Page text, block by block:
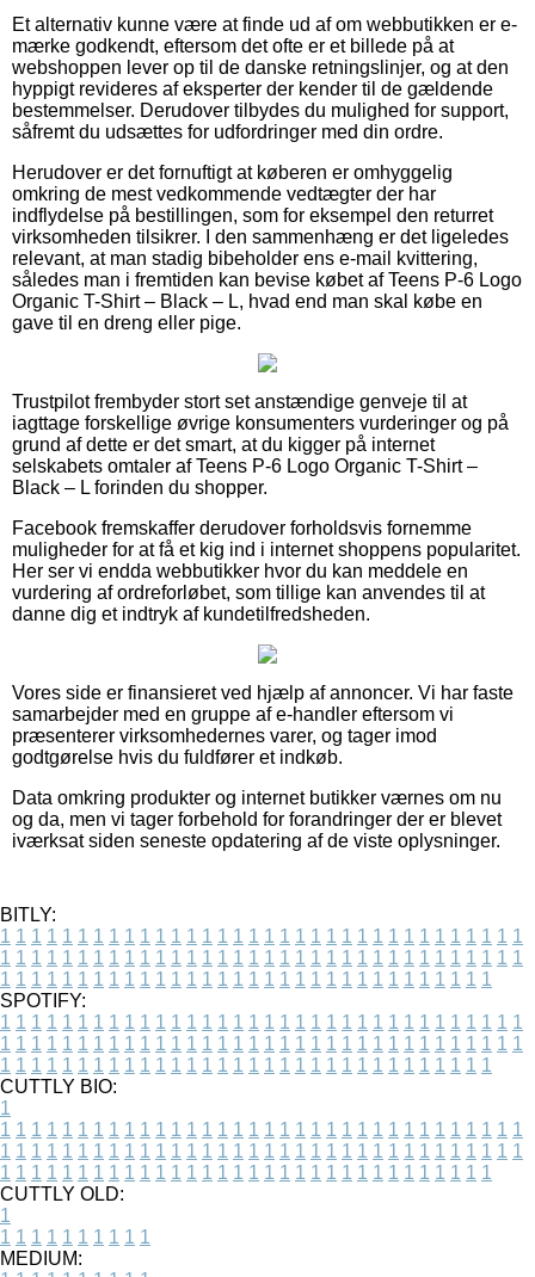
Et alternativ kunne være at finde ud af om webbutikken er e-
mærke godkendt, eftersom det ofte er et billede på at
webshoppen lever op til de danske retningslinjer, og at den
hyppigt revideres af eksperter der kender til de gældende
bestemmelser. Derudover tilbydes du mulighed for support,
såfremt du udsættes for udfordringer med din ordre.
Herudover er det fornuftigt at køberen er omhyggelig
omkring de mest vedkommende vedtægter der har
indflydelse på bestillingen, som for eksempel den returret
virksomheden tilsikrer. I den sammenhæng er det ligeledes
relevant, at man stadig bibeholder ens e-mail kvittering,
således man i fremtiden kan bevise købet af Teens P-6 Logo
Organic T-Shirt – Black – L, hvad end man skal købe en
gave til en dreng eller pige.
Trustpilot frembyder stort set anstændige genveje til at
iagttage forskellige øvrige konsumenters vurderinger og på
grund af dette er det smart, at du kigger på internet
selskabets omtaler af Teens P-6 Logo Organic T-Shirt –
Black – L forinden du shopper.
Facebook fremskaffer derudover forholdsvis fornemme
muligheder for at få et kig ind i internet shoppens popularitet.
Her ser vi endda webbutikker hvor du kan meddele en
vurdering af ordreforløbet, som tillige kan anvendes til at
danne dig et indtryk af kundetilfredsheden.
Vores side er finansieret ved hjælp af annoncer. Vi har faste
samarbejder med en gruppe af e-handler eftersom vi
præsenterer virksomhedernes varer, og tager imod
godtgørelse hvis du fuldfører et indkøb.
Data omkring produkter og internet butikker værnes om nu
og da, men vi tager forbehold for forandringer der er blevet
iværksat siden seneste opdatering af de viste oplysninger.
BITLY:
1 1 1 1 1 1 1 1 1 1 1 1 1 1 1 1 1 1 1 1 1 1 1 1 1 1 1 1 1 1 1 1 1 1
1 1 1 1 1 1 1 1 1 1 1 1 1 1 1 1 1 1 1 1 1 1 1 1 1 1 1 1 1 1 1 1 1 1
1 1 1 1 1 1 1 1 1 1 1 1 1 1 1 1 1 1 1 1 1 1 1 1 1 1 1 1 1 1 1 1
SPOTIFY:
1 1 1 1 1 1 1 1 1 1 1 1 1 1 1 1 1 1 1 1 1 1 1 1 1 1 1 1 1 1 1 1 1 1
1 1 1 1 1 1 1 1 1 1 1 1 1 1 1 1 1 1 1 1 1 1 1 1 1 1 1 1 1 1 1 1 1 1
1 1 1 1 1 1 1 1 1 1 1 1 1 1 1 1 1 1 1 1 1 1 1 1 1 1 1 1 1 1 1 1
CUTTLY BIO:
1
1 1 1 1 1 1 1 1 1 1 1 1 1 1 1 1 1 1 1 1 1 1 1 1 1 1 1 1 1 1 1 1 1 1
1 1 1 1 1 1 1 1 1 1 1 1 1 1 1 1 1 1 1 1 1 1 1 1 1 1 1 1 1 1 1 1 1 1
1 1 1 1 1 1 1 1 1 1 1 1 1 1 1 1 1 1 1 1 1 1 1 1 1 1 1 1 1 1 1 1
CUTTLY OLD:
1
1 1 1 1 1 1 1 1 1 1
MEDIUM: